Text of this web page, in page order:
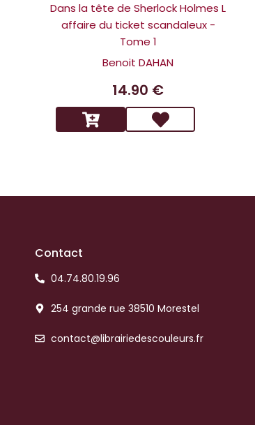
Dans la tête de Sherlock Holmes L
affaire du ticket scandaleux -
Tome 1
Benoit DAHAN
14.90 €
Contact
04.74.80.19.96
254 grande rue 38510 Morestel
contact@librairiedescouleurs.fr